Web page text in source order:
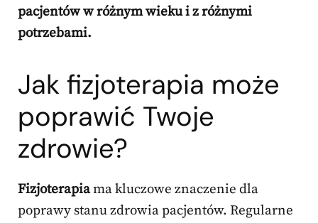
pacjentów w różnym wieku i z różnymi
potrzebami.
Jak fizjoterapia może
poprawić Twoje
zdrowie?
Fizjoterapiama kluczowe znaczenie dla
poprawy stanu zdrowia pacjentów. Regularne